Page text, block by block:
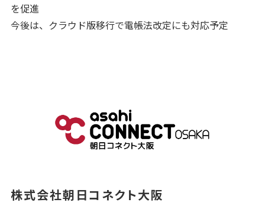
を促進
今後は、クラウド版移行で電帳法改定にも対応予定
株式会社朝日コネクト大阪